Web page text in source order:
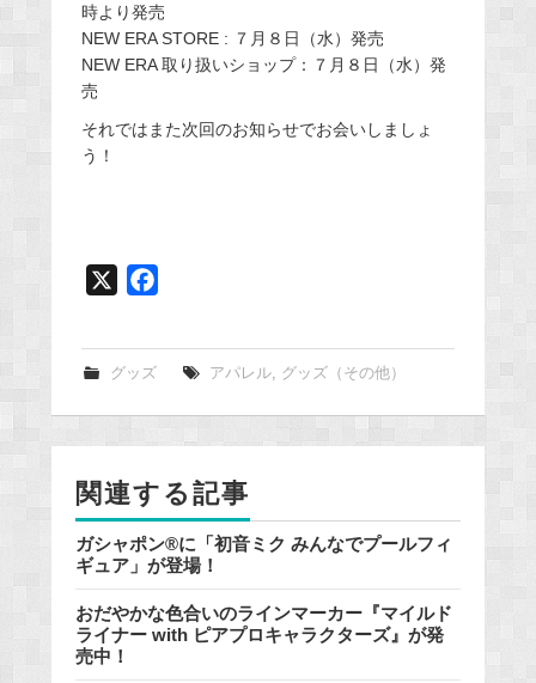
時より発売
NEW ERA STORE : ７月８日（水）発売
NEW ERA 取り扱いショップ：７月８日（水）発
売
それではまた次回のお知らせでお会いしましょ
う！
k
グッズ アパレル, グッズ（その他）
関連する記事
ガシャポン®に「初音ミク みんなでプールフィ
ギュア」が登場！
おだやかな色合いのラインマーカー『マイルド
ライナー with ピアプロキャラクターズ』が発
売中！